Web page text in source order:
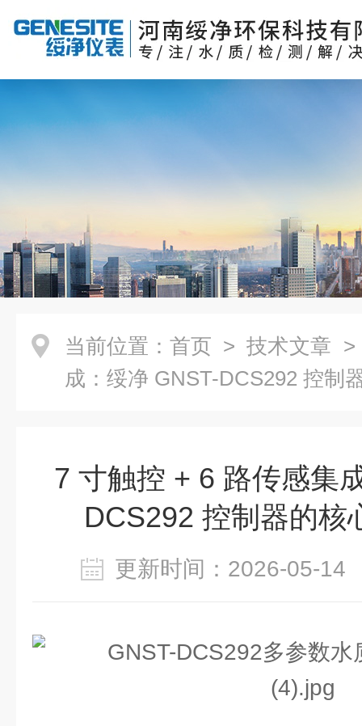
当前位置： 首页 > 技术文章 >
成：绥净 GNST-DCS292 控制
7 寸触控 + 6 路传感集
DCS292 控制器的核
更新时间：2026-05-